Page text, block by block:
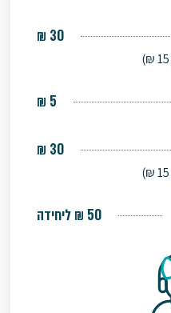
30 ₪
5 ₪
30 ₪
50 ₪ ליחידה